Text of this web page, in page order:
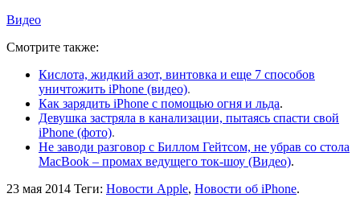
Видео
Смотрите также:
Кислота, жидкий азот, винтовка и еще 7 способов
уничтожить iPhone (видео).
Как зарядить iPhone с помощью огня и льда.
Девушка застряла в канализации, пытаясь спасти свой
iPhone (фото).
Не заводи разговор с Биллом Гейтсом, не убрав со стола
MacBook – промах ведущего ток-шоу (Видео).
23 мая 2014 Теги: Новости Apple, Новости об iPhone.